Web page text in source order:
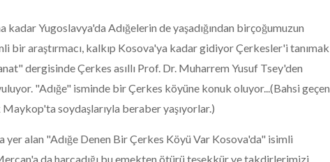
Yugoslavya'da Adığelerin de yaşadığından birçoğumuzun
bir araştırmacı, kalkıp Kosova'ya kadar gidiyor Çerkesler'i tanımak
dergisinde Çerkes asıllı Prof. Dr. Muharrem Yusuf Tsey'den
"Adığe" isminde bir Çerkes köyüne konuk oluyor...(Bahsi geçen
Maykop'ta soydaşlarıyla beraber yaşıyorlar.)
yer alan "Adığe Denen Bir Çerkes Köyü Var Kosova'da" isimli
da harcadığı bu emekten ötürü teşekkür ve takdirlerimizi